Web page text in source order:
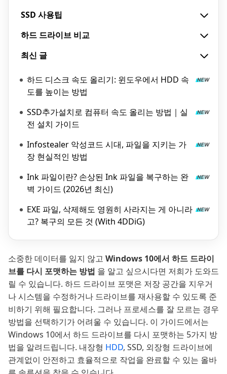
SSD 사용팁
하드 드라이브 비교
최신 글
하드 디스크 속도 올리기: 윈도우에서 HDD 속
도를 높이는 방법
SSD추가설치로 컴퓨터 속도 올리는 방법｜실
전 설치 가이드
Infostealer 악성코드 시대, 파일을 지키는 가
장 현실적인 방법
Ink 파일이란? 손상된 Ink 파일을 복구하는 완
벽 가이드 (2026년 최신)
EXE 파일, 삭제해도 영원히 사라지는 게 아니라
고? 복구의 모든 것 (With 4DDiG)
소중한 데이터를 잃지 않고 Windows 10에서 하드 드라이
브를 다시 포맷하는 방법 을 알고 싶으시다면 저희가 도와드
릴 수 있습니다. 하드 드라이브 포맷은 저장 공간을 지우거
나 시스템을 수정하거나 드라이브를 재사용할 수 있도록 준
비하기 위해 필요합니다. 그러나 프로세스를 잘 모르는 경우
방법을 선택하기가 어려울 수 있습니다. 이 가이드에서는
Windows 10에서 하드 드라이브를 다시 포맷하는 5가지 방
법을 알려드립니다. 내장형 HDD, SSD, 외장형 드라이브에
관계없이 안전하고 효율적으로 작업을 완료할 수 있는 올바